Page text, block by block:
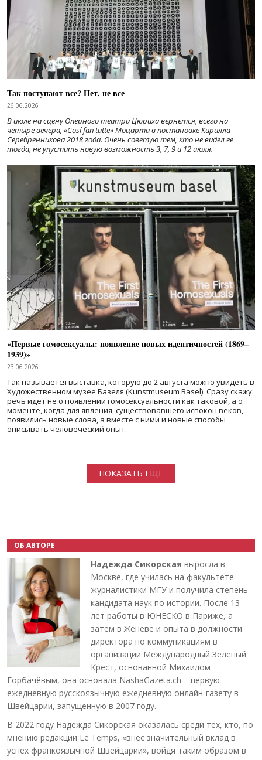
Так поступают все? Нет, не все
26.06.2026
В июле на сцену Оперного театра Цюриха вернется, всего на
четыре вечера, «Cosí fan tutte» Моцарта в постановке Кирилла
Серебренникова 2018 года. Очень советую тем, кто не видел ее
тогда, не упустить новую возможность 3, 7, 9 и 12 июля.
«Первые гомосексуалы: появление новых идентичностей (1869–
1939)»
23.06.2026
Так называется выставка, которую до 2 августа можно увидеть в
Художественном музее Базеля (Kunstmuseum Basel). Сразу скажу:
речь идет не о появлении гомосексуальности как таковой, а о
моменте, когда для явления, существовавшего испокон веков,
появились новые слова, а вместе с ними и новые способы
описывать человеческий опыт.
ПОКАЗАТЬ ЕЩЕ
ОБ АВТОРЕ
Надежда Сикорская выросла в
Москве, где училась на факультете
журналистики МГУ и получила степень
кандидата наук по истории. После 13
лет работы в ЮНЕСКО в Париже, а
затем в Женеве и опыта в должности
директора по коммуникациям в
организации Международный Зелёный
Крест, основанной Михаилом
Горбачёвым, она основала NashaGazeta.ch – первую
ежедневную русскоязычную ежедневную онлайн-газету в
Швейцарии, запущенную в 2007 году.
В 2022 году Надежда Сикорская оказалась среди тех, кто, по
мнению редакции Le Temps, «внёс значительный вклад в
успех франкоязычной Швейцарии», войдя таким образом в